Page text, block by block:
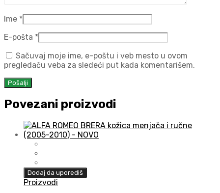
Ime *
E-pošta *
Sačuvaj moje ime, e-poštu i veb mesto u ovom
pregledaču veba za sledeći put kada komentarišem.
Povezani proizvodi
Dodaj da uporediš
Proizvodi